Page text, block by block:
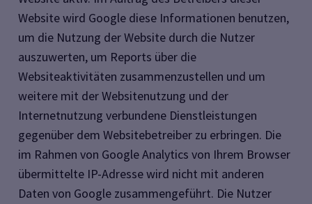
Website wird Google diese Informationen benutzen,
um die Nutzung der Website durch die Nutzer
auszuwerten, um Reports über die
Websiteaktivitäten zusammenzustellen und um
weitere mit der Websitenutzung und der
Internetnutzung verbundene Dienstleistungen
gegenüber dem Websitebetreiber zu erbringen. Die
im Rahmen von Google Analytics von Ihrem Browser
übermittelte IP-Adresse wird nicht mit anderen
Daten von Google zusammengeführt. Die Nutzer